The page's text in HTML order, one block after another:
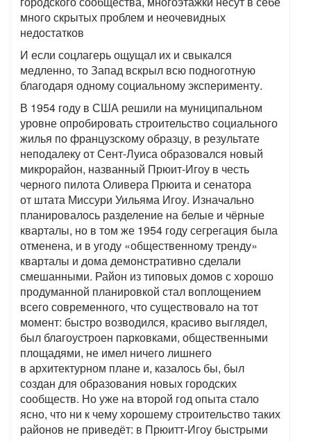
много скрытых проблем и неочевидных
недостатков
И если соцлагерь ощущал их и свыкался
медленно, то Запад вскрыл всю подноготную
благодаря одному социальному эксперименту.
В 1954 году в США решили на муниципальном
уровне опробировать строительство социального
жилья по французскому образцу, в результате
неподалеку от Сент-Луиса образовался новый
микрорайон, названный Прюит-Игоу в честь
черного пилота Оливера Прюита и сенатора
от штата Миссури Уильяма Игоу. Изначально
планировалось разделение на белые и чёрные
кварталы, но в том же 1954 году сегрегация была
отменена, и в угоду «общественному тренду»
кварталы и дома демонстративно сделали
смешанными. Район из типовых домов с хорошо
продуманной планировкой стал воплощением
всего современного, что существовало на тот
момент: быстро возводился, красиво выглядел,
был благоустроен парковками, общественными
площадями, не имел ничего лишнего
в архитектурном плане и, казалось бы, был
создан для образования новых городских
сообществ. Но уже на второй год опыта стало
ясно, что ни к чему хорошему строительство таких
районов не приведёт: в Прюитт-Игоу быстрыми